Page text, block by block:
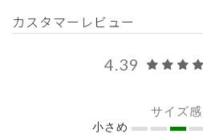
カスタマーレビュー
4.39
サイズ感
小さめ